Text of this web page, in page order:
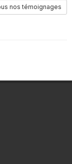
nos témoignages